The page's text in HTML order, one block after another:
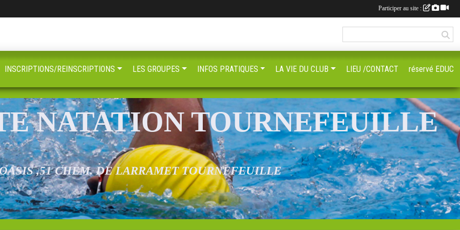
NATATION TOURNEFEUILLE
,51 CHEM. DE LARRAMET TOURNEFEUILLE
INSCRIPTIONS/REINSCRIPTIONS LES GROUPES INFOS PRATIQUES LA VIE DU CLUB LIEU /CONTACT réservé EDUC
Participer au site :